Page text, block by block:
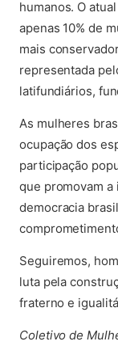
humanos. O
apenas 10% de
mais
representada
latifundiários,
As mulheres
ocupação dos
participação
que promovam a
democracia
Seguiremos,
luta pela
fraterno e
Coletivo de